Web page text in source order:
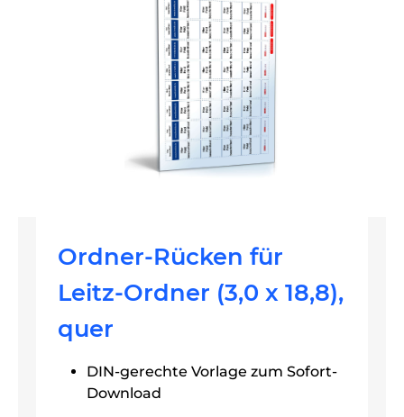
Ordner-Rücken für
Leitz-Ordner (3,0 x 18,8),
quer
DIN-gerechte Vorlage zum Sofort-
Download